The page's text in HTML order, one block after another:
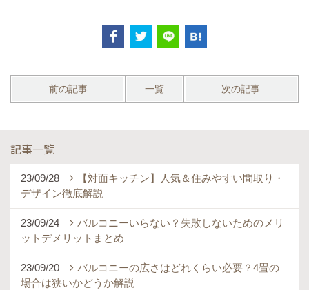
前の記事 一覧 次の記事
記事一覧
23/09/28
【対面キッチン】人気＆住みやすい間取り・
デザイン徹底解説
23/09/24
バルコニーいらない？失敗しないためのメリ
ットデメリットまとめ
23/09/20
バルコニーの広さはどれくらい必要？4畳の
場合は狭いかどうか解説